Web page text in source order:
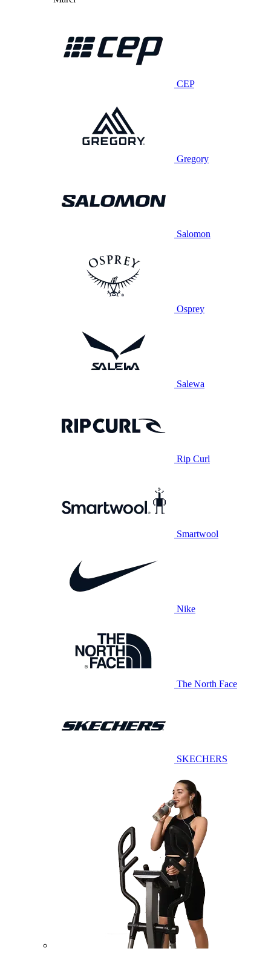
CEP
Gregory
Salomon
Osprey
Salewa
Rip Curl
Smartwool
Nike
The North Face
SKECHERS